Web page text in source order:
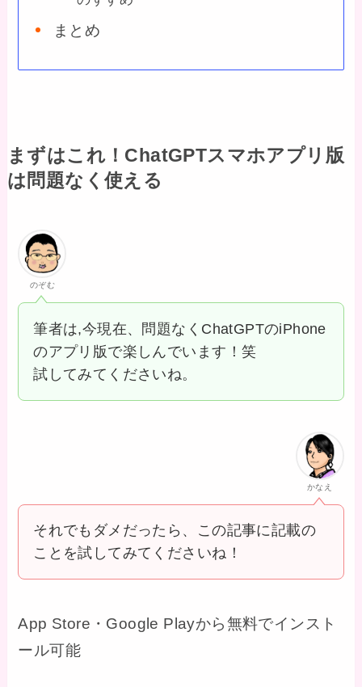
まとめ
まずはこれ！ChatGPTスマホアプリ版
は問題なく使える
のぞむ
筆者は,今現在、問題なくChatGPTのiPhone
のアプリ版で楽しんでいます！笑
試してみてくださいね。
かなえ
それでもダメだったら、この記事に記載の
ことを試してみてくださいね！
App Store・Google Playから無料でインスト
ール可能